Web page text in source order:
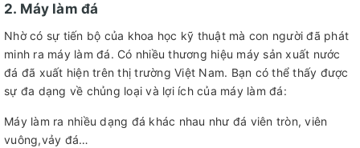
2. Máy làm đá
Nhờ có sự tiến bộ của khoa học kỹ thuật mà con người đã phát
minh ra máy làm đá. Có nhiều thương hiệu máy sản xuất nước
đá đã xuất hiện trên thị trường Việt Nam. Bạn có thể thấy được
sự đa dạng về chủng loại và lợi ích của máy làm đá:
Máy làm ra nhiều dạng đá khác nhau như đá viên tròn, viên
vuông,vảy đá…